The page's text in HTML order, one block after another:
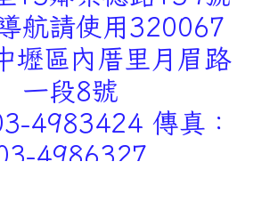
航請使用320067
壢區內厝里月眉路
一段8號
4983424 傳真：
4986327